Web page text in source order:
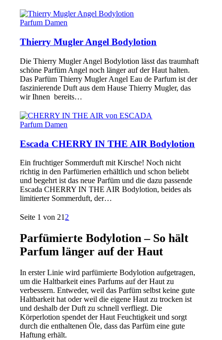
Parfum Damen
Thierry Mugler Angel Bodylotion
Die Thierry Mugler Angel Bodylotion lässt das traumhaft
schöne Parfüm Angel noch länger auf der Haut halten.
Das Parfüm Thierry Mugler Angel Eau de Parfum ist der
faszinierende Duft aus dem Hause Thierry Mugler, das
wir Ihnen bereits…
Parfum Damen
Escada CHERRY IN THE AIR Bodylotion
Ein fruchtiger Sommerduft mit Kirsche! Noch nicht
richtig in den Parfümerien erhältlich und schon beliebt
und begehrt ist das neue Parfüm und die dazu passende
Escada CHERRY IN THE AIR Bodylotion, beides als
limitierter Sommerduft, der…
Seite 1 von 21 2
Parfümierte Bodylotion – So hält
Parfum länger auf der Haut
In erster Linie wird parfümierte Bodylotion aufgetragen,
um die Haltbarkeit eines Parfums auf der Haut zu
verbessern. Entweder, weil das Parfüm selbst keine gute
Haltbarkeit hat oder weil die eigene Haut zu trocken ist
und deshalb der Duft zu schnell verfliegt. Die
Körperlotion spendet der Haut Feuchtigkeit und sorgt
durch die enthaltenen Öle, dass das Parfüm eine gute
Haftung erhält.